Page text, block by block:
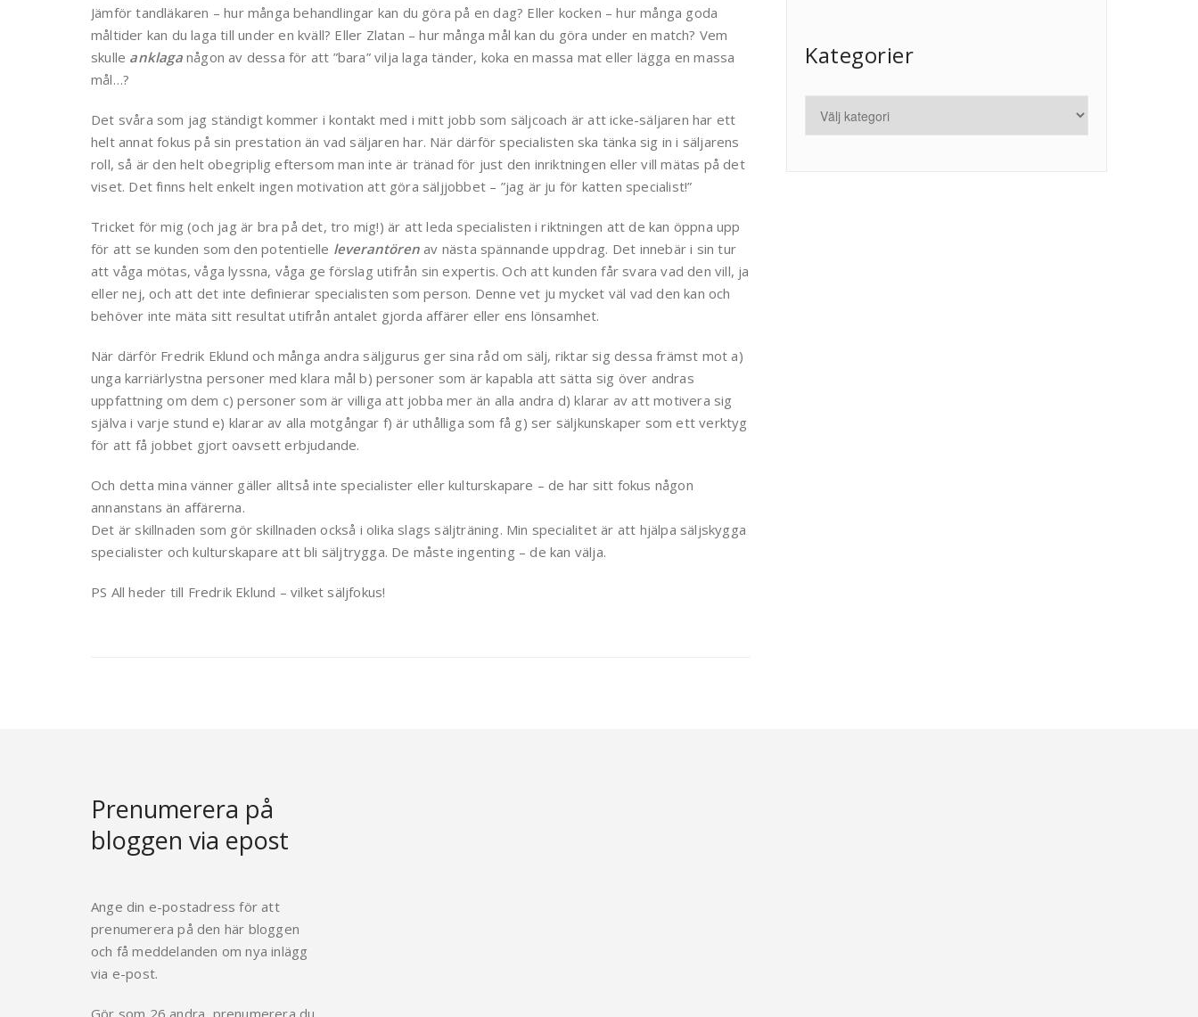
Jämför tandläkaren – hur många behandlingar kan du göra på en dag? Eller kocken – hur många goda
måltider kan du laga till under en kväll? Eller Zlatan – hur många mål kan du göra under en match? Vem
skulle anklaganågon av dessa för att ”bara” vilja laga tänder, koka en massa mat eller lägga en massa
mål…?
Det svåra som jag ständigt kommer i kontakt med i mitt jobb som säljcoach är att icke-säljaren har ett
helt annat fokus på sin prestation än vad säljaren har. När därför specialisten ska tänka sig in i säljarens
roll, så är den helt obegriplig eftersom man inte är tränad för just den inriktningen eller vill mätas på det
viset. Det finns helt enkelt ingen motivation att göra säljjobbet – ”jag är ju för katten specialist!”
Tricket för mig (och jag är bra på det, tro mig!) är att leda specialisten i riktningen att de kan öppna upp
för att se kunden som den potentielle leverantören av nästa spännande uppdrag. Det innebär i sin tur
att våga mötas, våga lyssna, våga ge förslag utifrån sin expertis. Och att kunden får svara vad den vill, ja
eller nej, och att det inte definierar specialisten som person. Denne vet ju mycket väl vad den kan och
behöver inte mäta sitt resultat utifrån antalet gjorda affärer eller ens lönsamhet.
När därför Fredrik Eklund och många andra säljgurus ger sina råd om sälj, riktar sig dessa främst mot a)
unga karriärlystna personer med klara mål b) personer som är kapabla att sätta sig över andras
uppfattning om dem c) personer som är villiga att jobba mer än alla andra d) klarar av att motivera sig
själva i varje stund e) klarar av alla motgångar f) är uthålliga som få g) ser säljkunskaper som ett verktyg
för att få jobbet gjort oavsett erbjudande.
Och detta mina vänner gäller alltså inte specialister eller kulturskapare – de har sitt fokus någon
annanstans än affärerna.
Det är skillnaden som gör skillnaden också i olika slags säljträning. Min specialitet är att hjälpa säljskygga
specialister och kulturskapare att bli säljtrygga. De måste ingenting – de kan välja.
PS All heder till Fredrik Eklund – vilket säljfokus!
Kategorier
Prenumerera på
bloggen via epost
Ange din e-postadress för att
prenumerera på den här bloggen
och få meddelanden om nya inlägg
via e-post.
Gör som 26 andra, prenumerera du